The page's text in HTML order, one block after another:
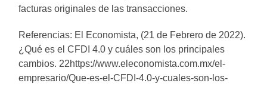
facturas originales de las transacciones.
Referencias: El Economista, (21 de Febrero de 2022).
¿Qué es el CFDI 4.0 y cuáles son los principales
cambios. 22https://www.eleconomista.com.mx/el-
empresario/Que-es-el-CFDI-4.0-y-cuales-son-los-